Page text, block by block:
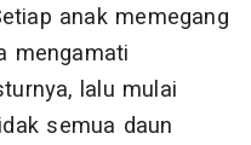
anak memegang
mengamati
lalu mulai
semua daun